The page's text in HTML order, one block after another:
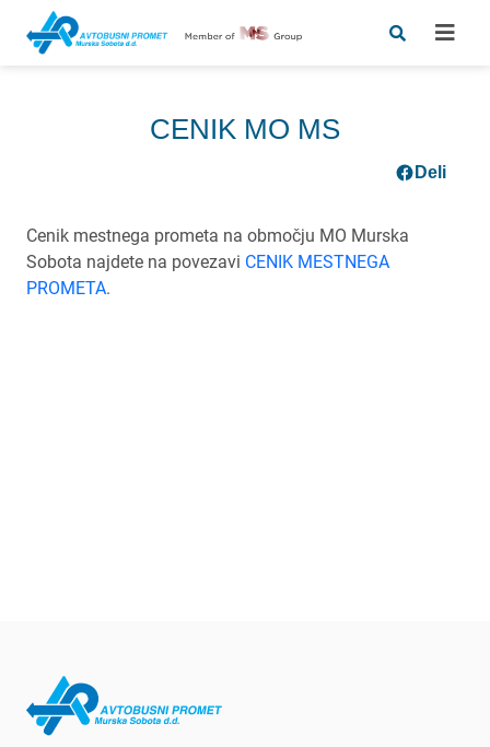
CENIK MO MS
Deli
Cenik mestnega prometa na območju MO Murska
Sobota najdete na povezavi CENIK MESTNEGA
PROMETA.